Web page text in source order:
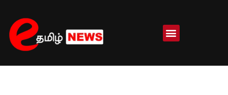
Skip
to
content